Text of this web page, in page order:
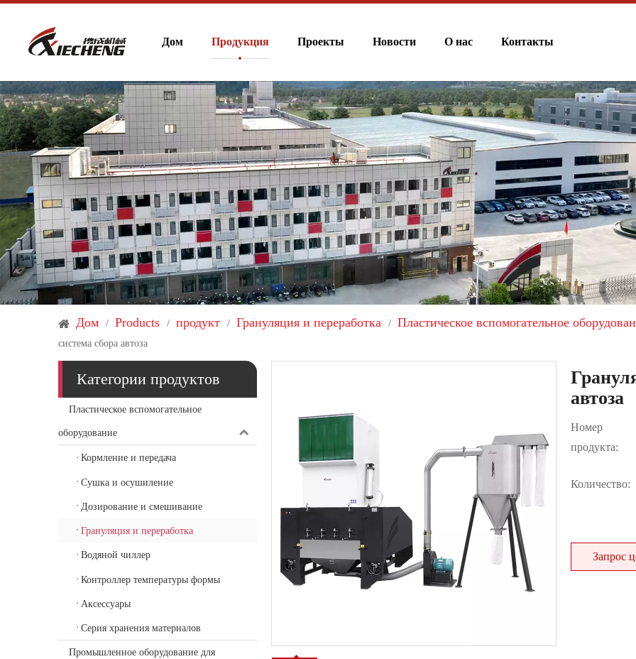
Дом Продукция Проекты Новости О нас Контакты
Дом / Products / продукт / Грануляция и переработка / Пластическое вспомогательное
система сбора автоза
Категории продуктов
Пластическое вспомогательное
оборудование
Кормление и передача
Сушка и осушиление
Дозирование и смешивание
Грануляция и переработка
Водяной чиллер
Контроллер температуры формы
Аксессуары
Серия хранения материалов
Промышленное оборудование для
автоза
Номер
продукта:
Количество:
Запрос